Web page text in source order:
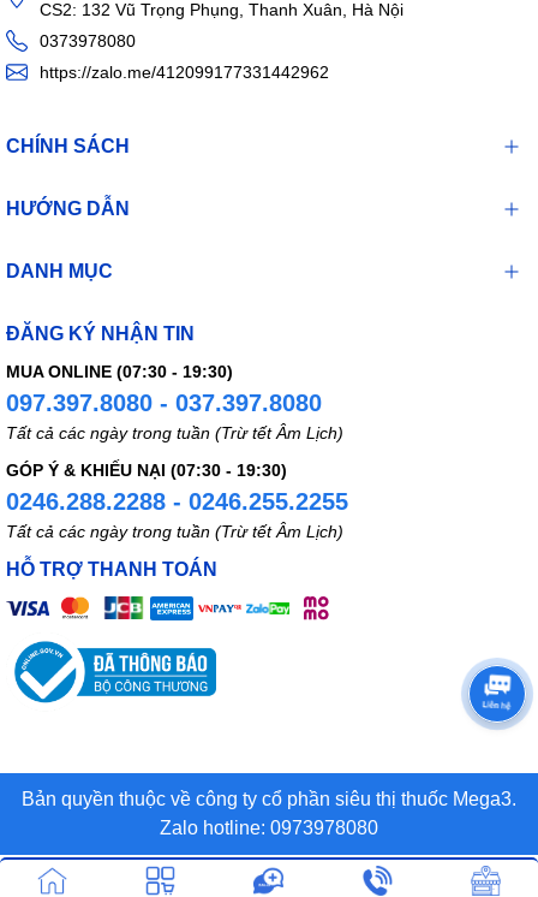
CS2: 132 Vũ Trọng Phụng, Thanh Xuân, Hà Nội
0373978080
https://zalo.me/412099177331442962
CHÍNH SÁCH
HƯỚNG DẪN
DANH MỤC
ĐĂNG KÝ NHẬN TIN
MUA ONLINE (07:30 - 19:30)
097.397.8080 - 037.397.8080
Tất cả các ngày trong tuần (Trừ tết Âm Lịch)
GÓP Ý & KHIẾU NẠI (07:30 - 19:30)
0246.288.2288 - 0246.255.2255
Tất cả các ngày trong tuần (Trừ tết Âm Lịch)
HỖ TRỢ THANH TOÁN
Bản quyền thuộc về công ty cổ phần siêu thị thuốc Mega3.
Zalo hotline: 0973978080